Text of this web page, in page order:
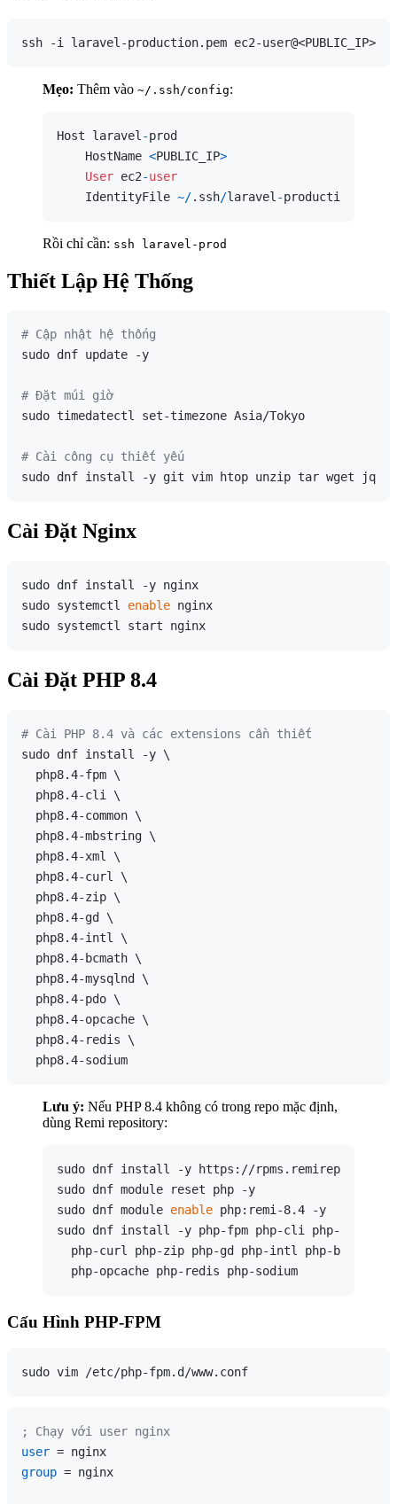
Mẹo: Thêm vào ~/.ssh/config:
Host laravel -prod
    HostName
<PUBLIC_IP>
User ec2-user
    IdentityFile
~/.ssh/laravel -
Rồi chỉ cần: ssh laravel-prod
Thiết Lập Hệ Thống
# Cập nhật hệ thống
sudo dnf update -y
# Đặt múi giờ
sudo timedatectl set-timezone Asia/Tokyo
# Cài công cụ thiết yếu
Cài Đặt Nginx
sudo dnf install -y nginx
sudo systemctl enable nginx
Cài Đặt PHP 8.4
# Cài PHP 8.4 và các extensions cần thiết
sudo dnf install -y \
  php8.4-fpm \
  php8.4-cli \
  php8.4-common \
  php8.4-mbstring \
  php8.4-xml \
  php8.4-curl \
  php8.4-zip \
  php8.4-gd \
  php8.4-intl \
  php8.4-bcmath \
  php8.4-mysqlnd \
  php8.4-pdo \
  php8.4-opcache \
  php8.4-redis \
Lưu ý: Nếu PHP 8.4 không có trong repo mặc định,
dùng Remi repository:
sudo dnf install -y https://rpms.remirepo.net/
sudo dnf module reset php -y
sudo dnf module enable php:remi-8.4 -y
sudo dnf install -y php-fpm php-cli php-common
php-curl php-zip php-gd php-intl php-bcmath
Cấu Hình PHP-FPM
; Chạy với user nginx
user
group = nginx